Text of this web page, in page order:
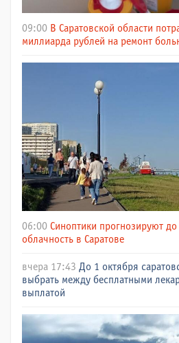
09:00 В Саратовской области
миллиарда рублей на ремонт
06:00 Синоптики прогнозируют
облачность в Саратове
вчера 17:43 До 1 октября
выбрать между бесплатными
выплатой